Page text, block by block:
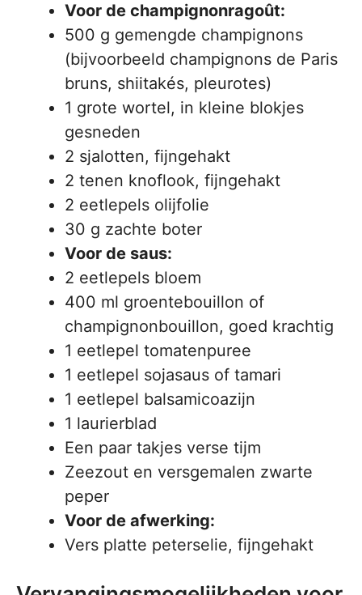
Voor de champignonragoût:
500 g gemengde champignons
(bijvoorbeeld champignons de Paris
bruns, shiitakés, pleurotes)
1 grote wortel, in kleine blokjes
gesneden
2 sjalotten, fijngehakt
2 tenen knoflook, fijngehakt
2 eetlepels olijfolie
30 g zachte boter
Voor de saus:
2 eetlepels bloem
400 ml groentebouillon of
champignonbouillon, goed krachtig
1 eetlepel tomatenpuree
1 eetlepel sojasaus of tamari
1 eetlepel balsamicoazijn
1 laurierblad
Een paar takjes verse tijm
Zeezout en versgemalen zwarte
peper
Voor de afwerking:
Vers platte peterselie, fijngehakt